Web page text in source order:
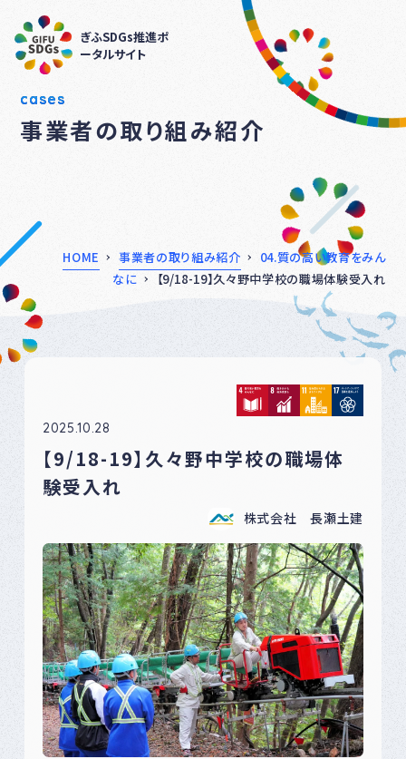
ぎふSDGs推進ポ
ータルサイト
cases
事業者の取り組み紹介
HOME 事業者の取り組み紹介
04.質の高い教育をみん
なに
【9/18-19】久々野中学校の職場体験受入れ
2025.10.28
【9/18-19】久々野中学校の職場体
験受入れ
株式会社 長瀬土建